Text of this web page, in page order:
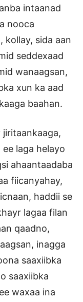
intaanad
nooca
kollay, sida aan
seddexaad
wanaagsan,
xun ka aad
baahan.
laga helayo
ahaantaadaba
fiicanyahay,
haddii se
lagaa filan
qaadno,
inagga
saaxiibka
saaxiibka
waxaa ina